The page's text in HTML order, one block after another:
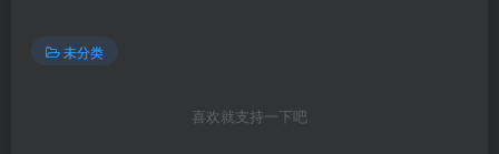
未分类
喜欢就支持一下吧